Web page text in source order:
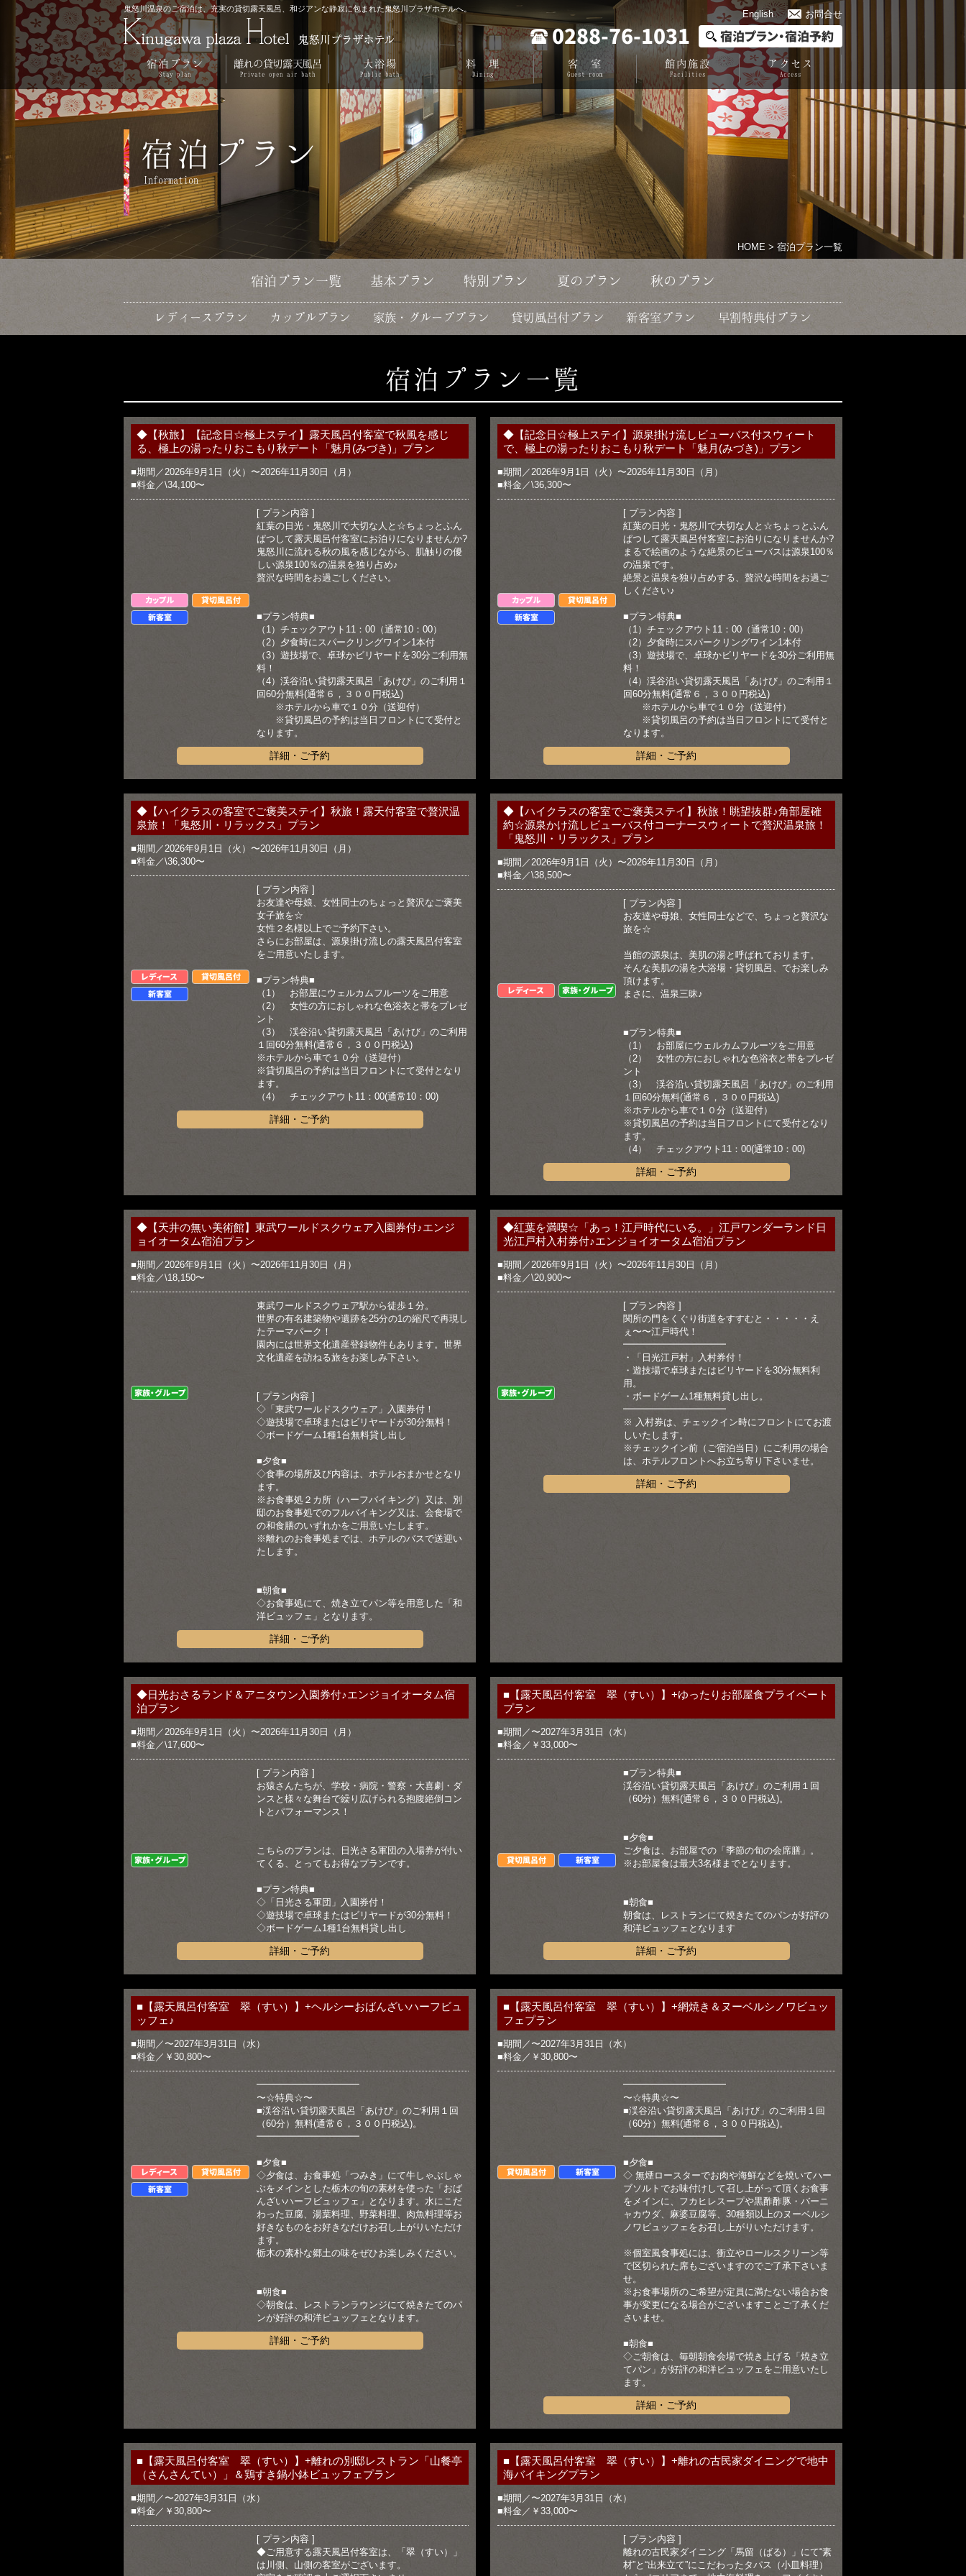
鬼怒川温泉のご宿泊は、充実の貸切露天風呂、和ジアンな静寂に包まれた鬼怒川プラザホテルへ。
0288-76-1031 宿泊プラン・宿泊予約
English お問合せ
宿泊プラン
Stay plan
離れの貸切露天風呂
Private open air bath
大浴場
Public bath
料 理
Dining
客 室
Guest room
館内施設
Facilities
アクセス
Access
宿泊プラン
Information
HOME > 宿泊プラン一覧
宿泊プラン一覧 基本プラン 特別プラン 夏のプラン 秋のプラン
レディースプラン カップルプラン 家族・グループプラン 貸切風呂付プラン 新客室プラン 早割特典付プラン
宿泊プラン一覧
◆【秋旅】【記念日☆極上ステイ】露天風呂付客室で秋風を感じ
る、極上の湯ったりおこもり秋デート「魅月(みづき)」プラン
■期間／2026年9月1日（火）〜2026年11月30日（月）
■料金／\34,100〜
カップル
貸切風呂付
新客室
[ プラン内容 ]
紅葉の日光・鬼怒川で大切な人と☆ちょっとふん
ぱつして露天風呂付客室にお泊りになりませんか?
鬼怒川に流れる秋の風を感じながら、肌触りの優
しい源泉100％の温泉を独り占め♪
贅沢な時間をお過ごしください。
■プラン特典■
（1）チェックアウト11：00（通常10：00）
（2）夕食時にスパークリングワイン1本付
（3）遊技場で、卓球かビリヤードを30分ご利用無
料！
（4）渓谷沿い貸切露天風呂「あけび」のご利用１
回60分無料(通常６，３００円税込)
※ホテルから車で１０分（送迎付）
※貸切風呂の予約は当日フロントにて受付と
なります。
詳細・ご予約
◆【記念日☆極上ステイ】源泉掛け流しビューバス付スウィート
で、極上の湯ったりおこもり秋デート「魅月(みづき)」プラン
■期間／2026年9月1日（火）〜2026年11月30日（月）
■料金／\36,300〜
カップル
貸切風呂付
新客室
[ プラン内容 ]
紅葉の日光・鬼怒川で大切な人と☆ちょっとふん
ぱつして露天風呂付客室にお泊りになりませんか?
まるで絵画のような絶景のビューバスは源泉100％
の温泉です。
絶景と温泉を独り占めする、贅沢な時間をお過ご
しください♪
■プラン特典■
（1）チェックアウト11：00（通常10：00）
（2）夕食時にスパークリングワイン1本付
（3）遊技場で、卓球かビリヤードを30分ご利用無
料！
（4）渓谷沿い貸切露天風呂「あけび」のご利用１
回60分無料(通常６，３００円税込)
※ホテルから車で１０分（送迎付）
※貸切風呂の予約は当日フロントにて受付と
なります。
詳細・ご予約
◆【ハイクラスの客室でご褒美ステイ】秋旅！露天付客室で贅沢温
泉旅！「鬼怒川・リラックス」プラン
■期間／2026年9月1日（火）〜2026年11月30日（月）
■料金／\36,300〜
レディース
貸切風呂付
新客室
[ プラン内容 ]
お友達や母娘、女性同士のちょっと贅沢なご褒美
女子旅を☆
女性２名様以上でご予約下さい。
さらにお部屋は、源泉掛け流しの露天風呂付客室
をご用意いたします。
■プラン特典■
（1） お部屋にウェルカムフルーツをご用意
（2） 女性の方におしゃれな色浴衣と帯をプレゼ
ント
（3） 渓谷沿い貸切露天風呂「あけび」のご利用
１回60分無料(通常６，３００円税込)
※ホテルから車で１０分（送迎付）
※貸切風呂の予約は当日フロントにて受付となり
ます。
（4） チェックアウト11：00(通常10：00)
詳細・ご予約
◆【ハイクラスの客室でご褒美ステイ】秋旅！眺望抜群♪角部屋確
約☆源泉かけ流しビューバス付コーナースウィートで贅沢温泉旅！
「鬼怒川・リラックス」プラン
■期間／2026年9月1日（火）〜2026年11月30日（月）
■料金／\38,500〜
レディース 家族・グループ
[ プラン内容 ]
お友達や母娘、女性同士などで、ちょっと贅沢な
旅を☆
当館の源泉は、美肌の湯と呼ばれております。
そんな美肌の湯を大浴場・貸切風呂、でお楽しみ
頂けます。
まさに、温泉三昧♪
■プラン特典■
（1） お部屋にウェルカムフルーツをご用意
（2） 女性の方におしゃれな色浴衣と帯をプレゼ
ント
（3） 渓谷沿い貸切露天風呂「あけび」のご利用
１回60分無料(通常６，３００円税込)
※ホテルから車で１０分（送迎付）
※貸切風呂の予約は当日フロントにて受付となり
ます。
（4） チェックアウト11：00(通常10：00)
詳細・ご予約
◆【天井の無い美術館】東武ワールドスクウェア入園券付♪エンジ
ョイオータム宿泊プラン
■期間／2026年9月1日（火）〜2026年11月30日（月）
■料金／\18,150〜
家族・グループ
東武ワールドスクウェア駅から徒歩１分。
世界の有名建築物や遺跡を25分の1の縮尺で再現し
たテーマパーク！
園内には世界文化遺産登録物件もあります。世界
文化遺産を訪ねる旅をお楽しみ下さい。
[ プラン内容 ]
◇「東武ワールドスクウェア」入園券付！
◇遊技場で卓球またはビリヤードが30分無料！
◇ボードゲーム1種1台無料貸し出し
■夕食■
◇食事の場所及び内容は、ホテルおまかせとなり
ます。
※お食事処２カ所（ハーフバイキング）又は、別
邸のお食事処でのフルバイキング又は、会食場で
の和食膳のいずれかをご用意いたします。
※離れのお食事処までは、ホテルのバスで送迎い
たします。
■朝食■
◇お食事処にて、焼き立てパン等を用意した「和
洋ビュッフェ」となります。
詳細・ご予約
◆紅葉を満喫☆「あっ！江戸時代にいる。」江戸ワンダーランド日
光江戸村入村券付♪エンジョイオータム宿泊プラン
■期間／2026年9月1日（火）〜2026年11月30日（月）
■料金／\20,900〜
家族・グループ
[ プラン内容 ]
関所の門をくぐり街道をすすむと・・・・・え
ぇ〜〜江戸時代！
━━━━━━━━━━━
・「日光江戸村」入村券付！
・遊技場で卓球またはビリヤードを30分無料利
用。
・ボードゲーム1種無料貸し出し。
━━━━━━━━━━━
※ 入村券は、チェックイン時にフロントにてお渡
しいたします。
※チェックイン前（ご宿泊当日）にご利用の場合
は、ホテルフロントへお立ち寄り下さいませ。
詳細・ご予約
◆日光おさるランド＆アニタウン入園券付♪エンジョイオータム宿
泊プラン
■期間／2026年9月1日（火）〜2026年11月30日（月）
■料金／\17,600〜
家族・グループ
[ プラン内容 ]
お猿さんたちが、学校・病院・警察・大喜劇・ダ
ンスと様々な舞台で繰り広げられる抱腹絶倒コン
トとパフォーマンス！
こちらのプランは、日光さる軍団の入場券が付い
てくる、とってもお得なプランです。
■プラン特典■
◇「日光さる軍団」入園券付！
◇遊技場で卓球またはビリヤードが30分無料！
◇ボードゲーム1種1台無料貸し出し
詳細・ご予約
■【露天風呂付客室 翠（すい）】+ゆったりお部屋食プライベート
プラン
■期間／〜2027年3月31日（水）
■料金／￥33,000〜
貸切風呂付 新客室
■プラン特典■
渓谷沿い貸切露天風呂「あけび」のご利用１回
（60分）無料(通常６，３００円税込)。
■夕食■
ご夕食は、お部屋での「季節の旬の会席膳」。
※お部屋食は最大3名様までとなります。
■朝食■
朝食は、レストランにて焼きたてのパンが好評の
和洋ビュッフェとなります
詳細・ご予約
■【露天風呂付客室 翠（すい）】+ヘルシーおばんざいハーフビュ
ッフェ♪
■期間／〜2027年3月31日（水）
■料金／￥30,800〜
レディース
貸切風呂付
新客室
━━━━━━━━━━━
〜☆特典☆〜
■渓谷沿い貸切露天風呂「あけび」のご利用１回
（60分）無料(通常６，３００円税込)。
━━━━━━━━━━━
■夕食■
◇夕食は、お食事処「つみき」にて牛しゃぶしゃ
ぶをメインとした栃木の旬の素材を使った「おば
んざいハーフビュッフェ」となります。水にこだ
わった豆腐、湯葉料理、野菜料理、肉魚料理等お
好きなものをお好きなだけお召し上がりいただけ
ます。
栃木の素朴な郷土の味をぜひお楽しみください。
■朝食■
◇朝食は、レストランラウンジにて焼きたてのパ
ンが好評の和洋ビュッフェとなります。
詳細・ご予約
■【露天風呂付客室 翠（すい）】+網焼き＆ヌーベルシノワビュッ
フェプラン
■期間／〜2027年3月31日（水）
■料金／￥30,800〜
貸切風呂付 新客室
━━━━━━━━━━━
〜☆特典☆〜
■渓谷沿い貸切露天風呂「あけび」のご利用１回
（60分）無料(通常６，３００円税込)。
━━━━━━━━━━━
■夕食■
◇ 無煙ロースターでお肉や海鮮などを焼いてハー
ブソルトでお味付けして召し上がって頂くお食事
をメインに、フカヒレスープや黒酢酢豚・バーニ
ャカウダ、麻婆豆腐等、30種類以上のヌーベルシ
ノワビュッフェをお召し上がりいただけます。
※個室風食事処には、衝立やロールスクリーン等
で区切られた席もございますのでご了承下さいま
せ。
※お食事場所のご希望が定員に満たない場合お食
事が変更になる場合がございますことご了承くだ
さいませ。
■朝食■
◇ご朝食は、毎朝朝食会場で焼き上げる「焼き立
てパン」が好評の和洋ビュッフェをご用意いたし
ます。
詳細・ご予約
■【露天風呂付客室 翠（すい）】+離れの別邸レストラン「山餐亭
（さんさんてい）」＆鶏すき鍋小鉢ビュッフェプラン
■期間／〜2027年3月31日（水）
■料金／￥30,800〜
[ プラン内容 ]
◆ご用意する露天風呂付客室は、「翠（すい）」
は川側、山側の客室がございます。
■【露天風呂付客室 翠（すい）】+離れの古民家ダイニングで地中
海バイキングプラン
■期間／〜2027年3月31日（水）
■料金／￥33,000〜
[ プラン内容 ]
離れの古民家ダイニング「馬留（ばる）」にて“素
材”と“出来立て”にこだわったタパス（小皿料理）